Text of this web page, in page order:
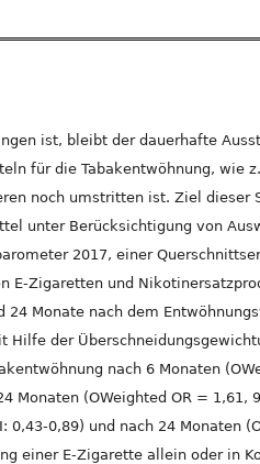
ist, bleibt der dauerhafte
für die Tabakentwöhnung, wie
noch umstritten ist. Ziel dieser
unter Berücksichtigung von
2017, einer
E-Zigaretten und
Monate nach dem
der
nach 6 Monaten
Monaten (OWeighted OR =
0,43-0,89) und nach 24 Monaten
einer E-Zigarette allein oder in